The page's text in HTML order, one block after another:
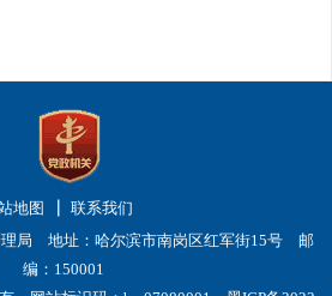
地图
联系我们
理局 地址：哈尔滨市南岗区红军街15号 邮
编：150001